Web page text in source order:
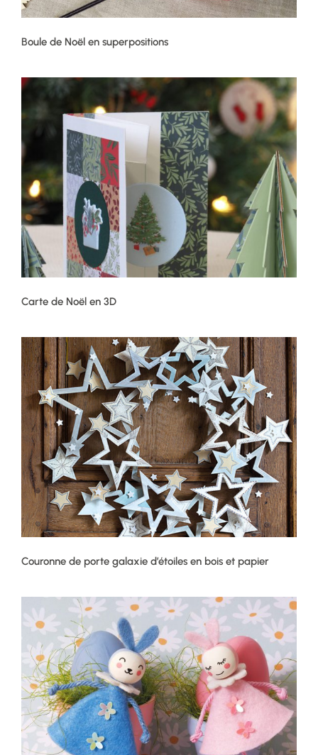
Boule de Noël en superpositions
Carte de Noël en 3D
Couronne de porte galaxie d’étoiles en bois et papier